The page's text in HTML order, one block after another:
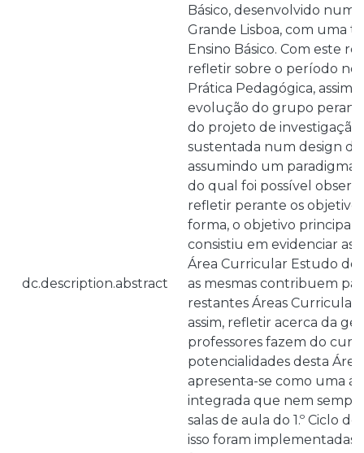
dc.description.abstract
Básico, desenvolvido num
Grande Lisboa, com uma
Ensino Básico. Com este
refletir sobre o período no
Prática Pedagógica, assim
evolução do grupo
do projeto de
sustentada num design
assumindo um paradigma
do qual foi possível
refletir perante os
forma, o objetivo principal
consistiu em evidenciar as
Área Curricular Estudo do
as mesmas contribuem
restantes Áreas
assim, refletir acerca da
professores fazem do
potencialidades desta
apresenta-se como uma
integrada que nem
salas de aula do 1.º Ciclo
isso foram implementadas